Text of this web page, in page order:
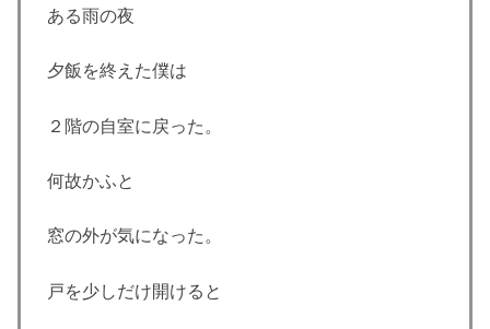
ある雨の夜
夕飯を終えた僕は
２階の自室に戻った。
何故かふと
窓の外が気になった。
戸を少しだけ開けると